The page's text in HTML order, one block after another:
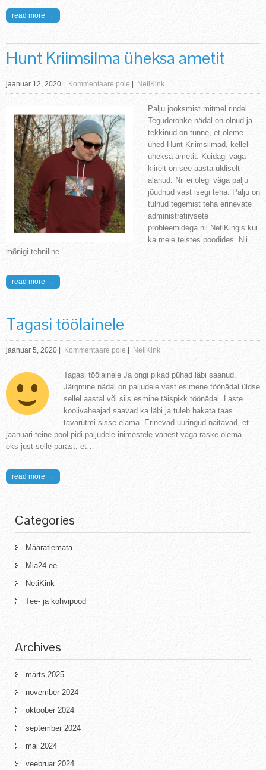
read more →
Hunt Kriimsilma üheksa ametit
jaanuar 12, 2020 Kommentaare pole NetiKink
Palju jooksmist mitmel rindel
Teguderohke nädal on olnud ja
tekkinud on tunne, et oleme
ühed Hunt Kriimsilmad, kellel
üheksa ametit. Kuidagi väga
kiirelt on see aasta üldiselt
alanud. Nii ei olegi väga palju
jõudnud vast isegi teha. Palju on
tulnud tegemist teha erinevate
administratiivsete
probleemidega nii NetiKingis kui
ka meie teistes poodides. Nii
mõnigi tehniline…
read more →
Tagasi töölainele
jaanuar 5, 2020 Kommentaare pole NetiKink
Tagasi töölainele Ja ongi pikad pühad läbi saanud.
Järgmine nädal on paljudele vast esimene töönädal üldse
sellel aastal või siis esmine täispikk töönädal. Laste
koolivaheajad saavad ka läbi ja tuleb hakata taas
tavarütmi sisse elama. Erinevad uuringud näitavad, et
jaanuari teine pool pidi paljudele inimestele vahest väga raske olema –
eks just selle pärast, et…
read more →
Categories
Määratlemata
Mia24.ee
NetiKink
Tee- ja kohvipood
Archives
märts 2025
november 2024
oktoober 2024
september 2024
mai 2024
veebruar 2024